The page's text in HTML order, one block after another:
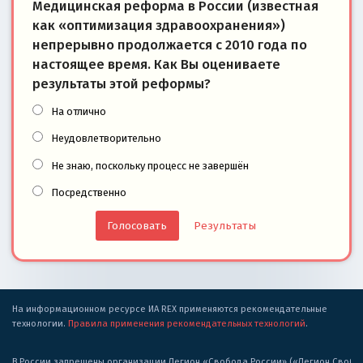
Медицинская реформа в России (известная
как «оптимизация здравоохранения»)
непрерывно продолжается с 2010 года по
настоящее время. Как Вы оцениваете
результаты этой реформы?
На отлично
Неудовлетворительно
Не знаю, поскольку процесс не завершён
Посредственно
Результаты
На информационном ресурсе ИА REX применяются рекомендательные
технологии. Правила применения рекомендательных технологий.